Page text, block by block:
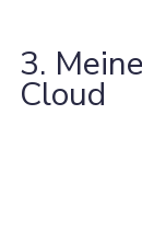
3.
Cloud